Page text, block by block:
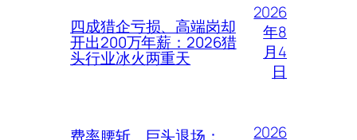
四成猎企亏损、高端岗却
开出200万年薪：2026猎
头行业冰火两重天
2026
年8
月4
日
2026